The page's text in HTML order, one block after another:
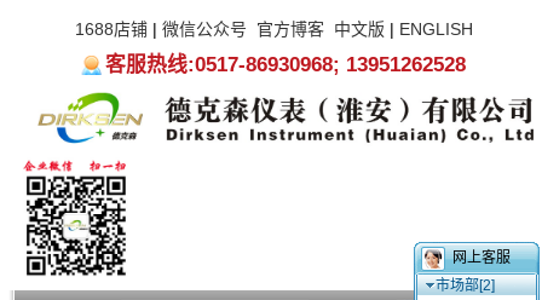
1688店铺| 微信公众号 官方博客 中文版 | ENGLISH
客服热线:0517-86930968; 13951262528
网上客服
市场部[2]